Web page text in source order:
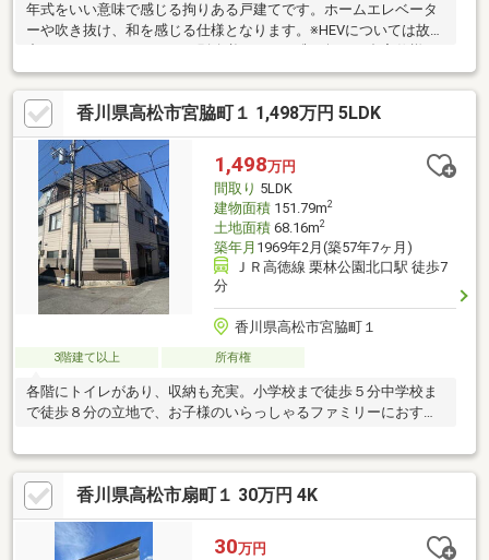
年式をいい意味で感じる拘りある戸建てです。ホームエレベータ
ーや吹き抜け、和を感じる仕様となります。※HEVについては故障
なります。是非とも現地でご確認下さいませ。
香川県高松市宮脇町１ 1,498万円 5LDK
1,498万円
間取り 5LDK
建物面積151.79m2
土地面積68.16m2
築年月 1969年2月(築57年7ヶ月)
ＪＲ高徳線 栗林公園北口駅 徒歩7
分
香川県高松市宮脇町１
3階建て以上 所有権
各階にトイレがあり、収納も充実。小学校まで徒歩５分中学校ま
で徒歩８分の立地で、お子様のいらっしゃるファミリーにおすす
香川県高松市扇町１ 30万円 4K
30万円